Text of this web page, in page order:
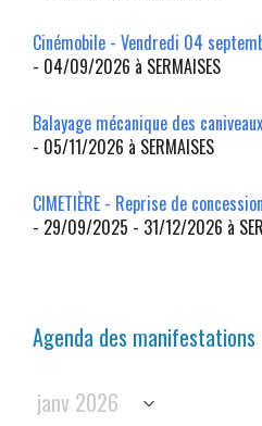
Cinémobile - Vendredi 04
- 04/09/2026 à SERMAISES
Balayage mécanique des caniveaux
- 05/11/2026 à SERMAISES
CIMETIÈRE - Reprise de
- 29/09/2025 - 31/12/2026 à
Agenda des manifestations